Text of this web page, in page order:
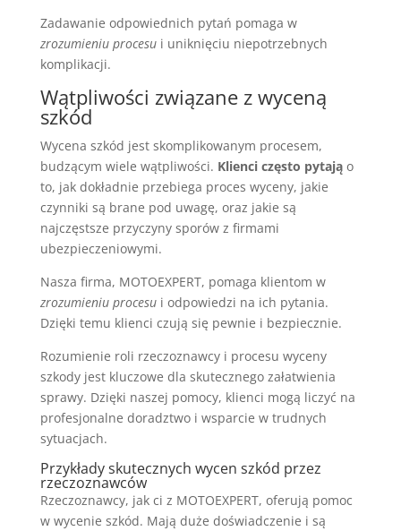
Zadawanie odpowiednich pytań pomaga w
zrozumieniu procesui uniknięciu niepotrzebnych
komplikacji.
Wątpliwości związane z wyceną
szkód
Wycena szkód jest skomplikowanym procesem,
budzącym wiele wątpliwości. Klienci często pytająo
to, jak dokładnie przebiega proces wyceny, jakie
czynniki są brane pod uwagę, oraz jakie są
najczęstsze przyczyny sporów z firmami
ubezpieczeniowymi.
Nasza firma, MOTOEXPERT, pomaga klientom w
zrozumieniu procesui odpowiedzi na ich pytania.
Dzięki temu klienci czują się pewnie i bezpiecznie.
Rozumienie roli rzeczoznawcy i procesu wyceny
szkody jest kluczowe dla skutecznego załatwienia
sprawy. Dzięki naszej pomocy, klienci mogą liczyć na
profesjonalne doradztwo i wsparcie w trudnych
sytuacjach.
Przykłady skutecznych wycen szkód przez
rzeczoznawców
Rzeczoznawcy, jak ci z MOTOEXPERT, oferują pomoc
w wycenie szkód. Mają duże doświadczenie i są